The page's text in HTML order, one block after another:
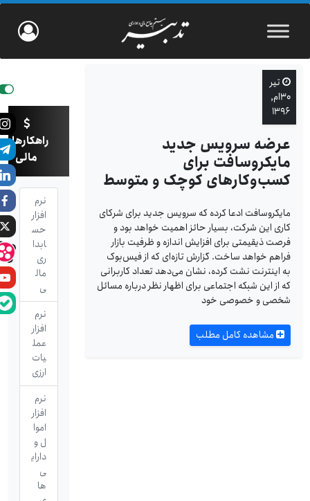
تیر
۳۰ام,
۱۳۹۶
عرضه سرویس جدید
مایکروسافت برای
کسب‌وکارهای کوچک و متوسط
مایکروسافت ادعا کرده که سرویس جدید برای شرکای
کاری این شرکت، بسیار حائز اهمیت خواهد بود و
فرصت ذی­قیمتی برای افزایش اندازه و ظرفیت بازار
فراهم خواهد ساخت. گزارش تازه‌ای که از فیس‌بوک
به اینترنت نشت کرده، نشان می‌دهد تعداد کاربرانی
که از این شبکه اجتماعی برای اظهار نظر درباره مسائل
شخصی و خصوصی خود
مشاهده کامل مطلب
راهکارهای
مالی
نرم
افزار
حس
ابدا
ری
مال
ی
نرم
افزار
عمل
یات
ارزی
نرم
افزار
اموا
ل و
دارای
ی
ها